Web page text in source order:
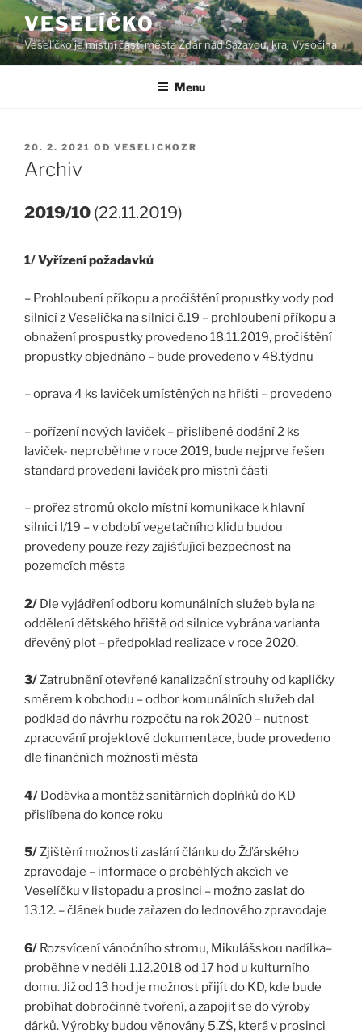
Přejít
k
obsahu
webu
VESELÍČKO
Veselíčko je místní částí města Žďár nad Sázavou, kraj Vysočina
Menu
PUBLIKOVÁNO
20. 2. 2021 OD VESELICKOZR
Archiv
2019/10 (22.11.2019)
1/ Vyřízení požadavků
– Prohloubení příkopu a pročištění propustky vody pod
silnicí z Veselíčka na silnici č.19 – prohloubení příkopu a
obnažení prospustky provedeno 18.11.2019, pročištění
propustky objednáno – bude provedeno v 48.týdnu
– oprava 4 ks laviček umístěných na hřišti – provedeno
– pořízení nových laviček – přislíbené dodání 2 ks
laviček- neproběhne v roce 2019, bude nejprve řešen
standard provedení laviček pro místní části
– prořez stromů okolo místní komunikace k hlavní
silnici I/19 – v období vegetačního klidu budou
provedeny pouze řezy zajišťující bezpečnost na
pozemcích města
2/ Dle vyjádření odboru komunálních služeb byla na
oddělení dětského hřiště od silnice vybrána varianta
dřevěný plot – předpoklad realizace v roce 2020.
3/Zatrubnění otevřené kanalizační strouhy od kapličky
směrem k obchodu – odbor komunálních služeb dal
podklad do návrhu rozpočtu na rok 2020 – nutnost
zpracování projektové dokumentace, bude provedeno
dle finančních možností města
4/ Dodávka a montáž sanitárních doplňků do KD
přislíbena do konce roku
5/Zjištění možnosti zaslání článku do Žďárského
zpravodaje – informace o proběhlých akcích ve
Veselíčku v listopadu a prosinci – možno zaslat do
13.12. – článek bude zařazen do lednového zpravodaje
6/ Rozsvícení vánočního stromu, Mikulášskou nadílka–
proběhne v neděli 1.12.2018 od 17 hod u kulturního
domu. Již od 13 hod je možnost přijít do KD, kde bude
probíhat dobročinné tvoření, a zapojit se do výroby
dárků. Výrobky budou věnovány 5.ZŠ, která v prosinci